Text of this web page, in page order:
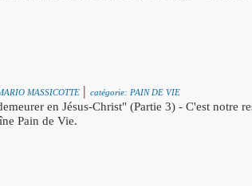
MASSICOTTE | catégorie: PAIN DE VIE
en Jésus-Christ" (Partie 3) - C'est notre
Pain de Vie.